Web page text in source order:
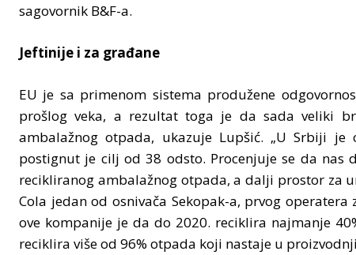
sagovornik B&F-a.
Jeftinije i za građane
EU je sa primenom sistema produžene
prošlog veka, a rezultat toga je da sada veliki
ambalažnog otpada, ukazuje Lupšić. „U Srbiji
postignut je cilj od 38 odsto. Procenjuje se da
recikliranog ambalažnog otpada, a dalji prostor za
Cola jedan od osnivača Sekopak-a, prvog
ove kompanije je da do 2020. reciklira najmanje
reciklira više od 96% otpada koji nastaje u